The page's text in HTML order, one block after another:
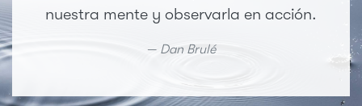
nuestra mente y observarla en acción.
Dan Brulé